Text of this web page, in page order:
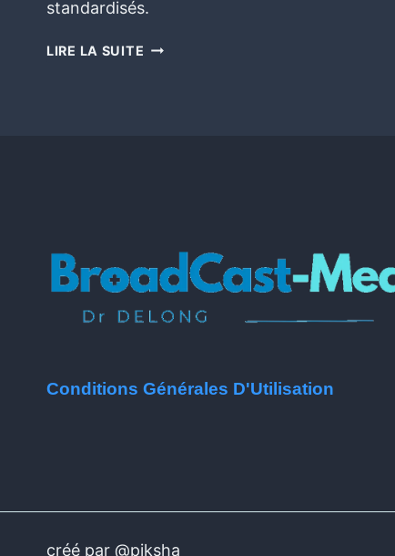
standardisés.
LIRE LA SUITE
Conditions Générales D'Utilisation
créé par @piksha